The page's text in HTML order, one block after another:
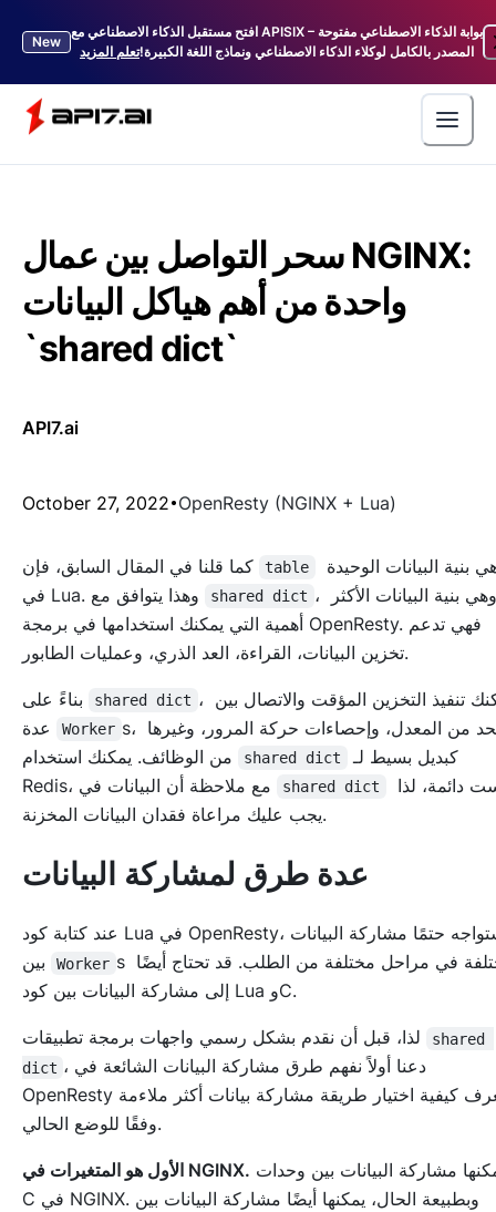
New
افتح مستقبل الذكاء الاصطناعي مع APISIX – بوابة الذكاء الاصطناعي مفتوحة
المصدر بالكامل لوكلاء الذكاء الاصطناعي ونماذج اللغة الكبيرة!تعلم المزيد
سحر التواصل بين عمال NGINX:
واحدة من أهم هياكل البيانات
`shared dict`
API7.ai
October 27, 2022 OpenResty (NGINX + Lua)
table
shared dict ، وهي بنية البيانات الأكثر
أهمية التي يمكنك استخدامها في برمجة OpenResty. فهي تدعم
تخزين البيانات، القراءة، العد الذري، وعمليات الطابور.
shared dict ، يمكنك تنفيذ التخزين المؤقت والاتصال بين
Worker s، والحد من المعدل، وإحصاءات حركة المرور، وغيرها
shared dict
shared dict
يجب عليك مراعاة فقدان البيانات المخزنة.
عدة طرق لمشاركة البيانات
عند كتابة كود Lua في OpenResty، ستواجه حتمًا مشاركة البيانات
Worker s مختلفة في مراحل مختلفة من الطلب. قد تحتاج أيضًا
إلى مشاركة البيانات بين كود Lua وC.
shared
dict ، دعنا أولاً نفهم طرق مشاركة البيانات الشائعة في
OpenResty ونعرف كيفية اختيار طريقة مشاركة بيانات أكثر ملاءمة
وفقًا للوضع الحالي.
الأول هو المتغيرات في NGINX.
C في NGINX. وبطبيعة الحال، يمكنها أيضًا مشاركة البيانات بين